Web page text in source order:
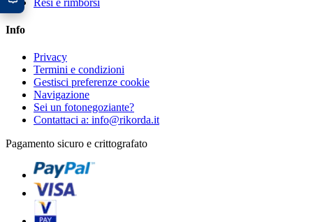
Info
Privacy
Termini e condizioni
Gestisci preferenze cookie
Navigazione
Sei un fotonegoziante?
Contattaci a: info@rikorda.it
Pagamento sicuro e crittografato